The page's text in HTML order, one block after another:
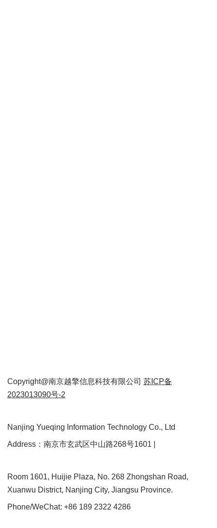
Copyright@南京越擎信息科技有限公司 苏ICP备
2023013090号-2
Nanjing Yueqing Information Technology Co., Ltd
Address：南京市玄武区中山路268号1601 |
Room 1601, Huijie Plaza, No. 268 Zhongshan Road,
Xuanwu District, Nanjing City, Jiangsu Province.
Phone/WeChat: +86 189 2322 4286